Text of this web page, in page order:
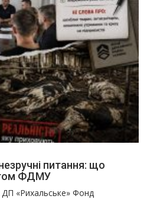
питання: що
ФДМУ
ДП «Рихальське» Фонд